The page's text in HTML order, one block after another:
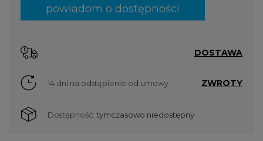
powiadom o dostępności
DOSTAWA
14 dni na odstąpienie od umowy ZWROTY
Dostępność: tymczasowo niedostępny